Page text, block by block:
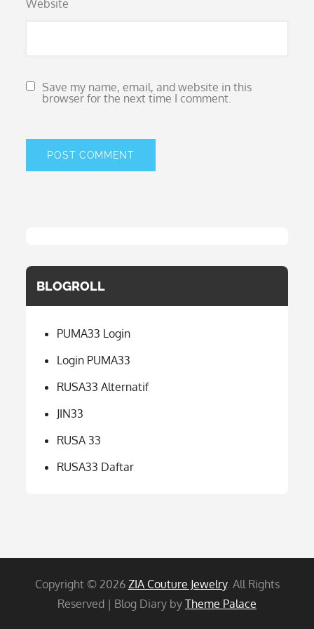
Website
Save my name, email, and website in this
browser for the next time I comment.
BLOGROLL
PUMA33 Login
Login PUMA33
RUSA33 Alternatif
JIN33
RUSA 33
RUSA33 Daftar
Copyright © 2026 ZIA Couture Jewelry. All Rights
Reserved | Blog Diary by Theme Palace